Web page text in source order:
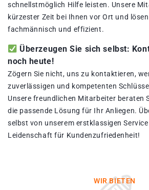
schnellstmöglich Hilfe leisten. Unsere
kürzester Zeit bei Ihnen vor Ort und
fachmännisch und effizient.
Überzeugen Sie sich selbst:
noch heute!
Zögern Sie nicht, uns zu kontaktieren,
zuverlässigen und kompetenten
Unsere freundlichen Mitarbeiter beraten
die passende Lösung für Ihr Anliegen.
selbst von unserem erstklassigen
Leidenschaft für Kundenzufriedenheit!
WIR BIETEN